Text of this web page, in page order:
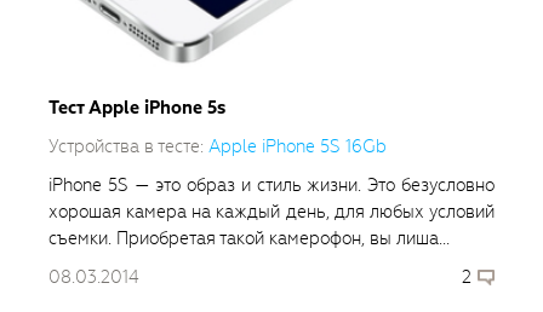
Тест Apple iPhone 5s
Устройства в тесте: Apple iPhone 5S 16Gb
iPhone 5S — это образ и стиль жизни. Это безусловно
хорошая камера на каждый день, для любых условий
съемки. Приобретая такой камерофон, вы лиша...
08.03.2014
2